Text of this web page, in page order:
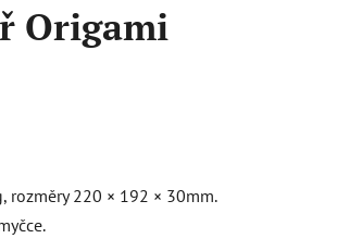
Origami
rozměry 220 × 192 × 30mm.